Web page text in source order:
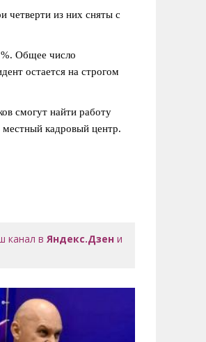
четверти из них сняты с
Общее число
остается на строгом
смогут найти работу
кадровый центр.
канал вЯндекс.Дзен и